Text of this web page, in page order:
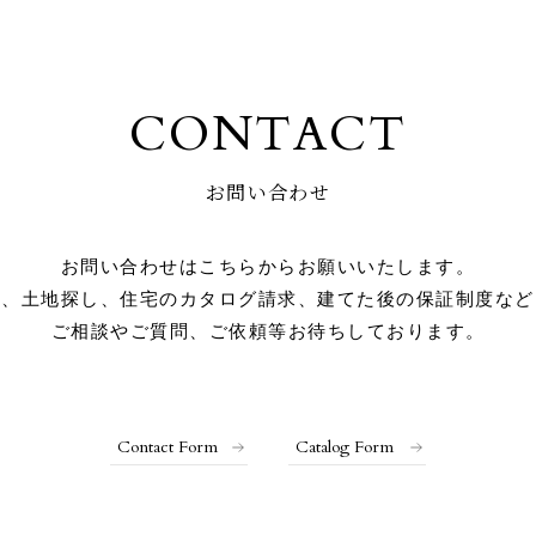
CONTACT
お問い合わせ
お問い合わせはこちらからお願いいたします。
土地探し、住宅のカタログ請求、建てた後の保証制度な
ご相談やご質問、ご依頼等お待ちしております。
Contact Form Catalog Form